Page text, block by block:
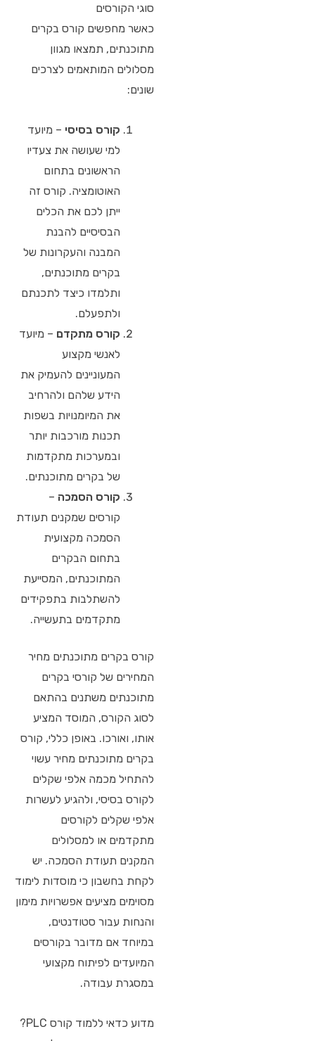
סוגי הקורסים
כאשר מחפשים קורס בקרים
מתוכנתים, תמצאו מגוון
מסלולים המותאמים לצרכים
שונים:
קורס בסיסי – מיועד
למי שעושה את צעדיו
הראשונים בתחום
האוטומציה. קורס זה
ייתן לכם את הכלים
הבסיסיים להבנת
המבנה והעקרונות של
בקרים מתוכנתים,
ותלמדו כיצד לתכנתם
ולתפעלם.
קורס מתקדם – מיועד
לאנשי מקצוע
המעוניינים להעמיק את
הידע שלהם ולהרחיב
את המיומנויות בשפות
תכנות מורכבות יותר
ובמערכות מתקדמות
של בקרים מתוכנתים.
קורס הסמכה –
קורסים שמקנים תעודת
הסמכה מקצועית
בתחום הבקרים
המתוכנתים, המסייעת
להשתלבות בתפקידים
מתקדמים בתעשייה.
קורס בקרים מתוכנתים מחיר
המחירים של קורסי בקרים
מתוכנתים משתנים בהתאם
לסוג הקורס, המוסד המציע
אותו, ואורכו. באופן כללי, קורס
בקרים מתוכנתים מחיר עשוי
להתחיל מכמה אלפי שקלים
לקורס בסיסי, ולהגיע לעשרות
אלפי שקלים לקורסים
מתקדמים או למסלולים
המקנים תעודת הסמכה. יש
לקחת בחשבון כי מוסדות לימוד
מסוימים מציעים אפשרויות מימון
והנחות עבור סטודנטים,
במיוחד אם מדובר בקורסים
המיועדים לפיתוח מקצועי
במסגרת עבודה.
מדוע כדאי ללמוד קורס PLC?